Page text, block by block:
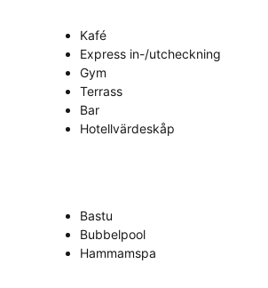
Kafé
Express in-/utcheckning
Gym
Terrass
Bar
Hotellvärdeskåp
Bastu
Bubbelpool
Hammamspa